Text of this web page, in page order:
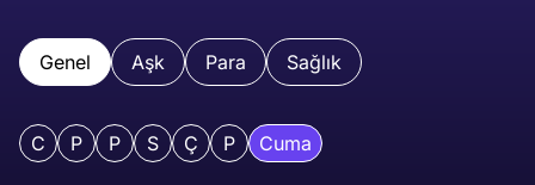
Genel Aşk Para Sağlık
C P P S Ç P Cuma